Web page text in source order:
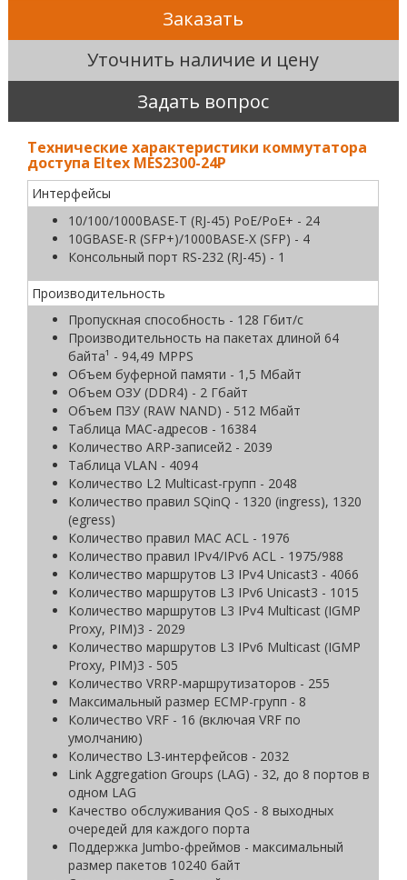
Заказать
Уточнить наличие и цену
Задать вопрос
Технические характеристики коммутатора
доступа Eltex MES2300-24P
Интерфейсы
10/100/1000BASE-T (RJ-45) PoE/PoE+ - 24
10GBASE-R (SFP+)/1000BASE-X (SFP) - 4
Консольный порт RS-232 (RJ-45) - 1
Производительность
Пропускная способность - 128 Гбит/с
Производительность на пакетах длиной 64
байта¹ - 94,49 MPPS
Объем буферной памяти - 1,5 Мбайт
Объем ОЗУ (DDR4) - 2 Гбайт
Объем ПЗУ (RAW NAND) - 512 Мбайт
Таблица MAC-адресов - 16384
Количество ARP-записей2 - 2039
Таблица VLAN - 4094
Количество L2 Multicast-групп - 2048
Количество правил SQinQ - 1320 (ingress), 1320
(egress)
Количество правил MAC ACL - 1976
Количество правил IPv4/IPv6 ACL - 1975/988
Количество маршрутов L3 IPv4 Unicast3 - 4066
Количество маршрутов L3 IPv6 Unicast3 - 1015
Количество маршрутов L3 IPv4 Multicast (IGMP
Proxy, PIM)3 - 2029
Количество маршрутов L3 IPv6 Multicast (IGMP
Proxy, PIM)3 - 505
Количество VRRP-маршрутизаторов - 255
Максимальный размер ECMP-групп - 8
Количество VRF - 16 (включая VRF по
умолчанию)
Количество L3-интерфейсов - 2032
Link Aggregation Groups (LAG) - 32, до 8 портов в
одном LAG
Качество обслуживания QoS - 8 выходных
очередей для каждого порта
Поддержка Jumbo-фреймов - максимальный
размер пакетов 10240 байт